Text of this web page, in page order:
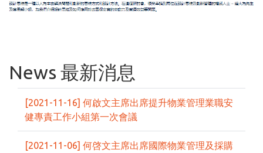
News 最新消息
[2021-11-16] 何啟文主席出席提升物業管理業職安
健專責工作小組第一次會議
[2021-11-06] 何啓文主席出席國際物業管理及採購